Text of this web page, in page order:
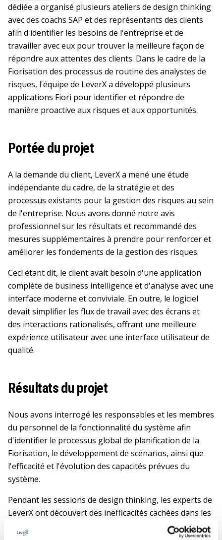
dédiée a organisé plusieurs ateliers de design thinking
avec des coachs SAP et des représentants des clients
afin d'identifier les besoins de l'entreprise et de
travailler avec eux pour trouver la meilleure façon de
répondre aux attentes des clients. Dans le cadre de la
Fiorisation des processus de routine des analystes de
risques, l'équipe de LeverX a développé plusieurs
applications Fiori pour identifier et répondre de
manière proactive aux risques et aux opportunités.
Portée du projet
A la demande du client, LeverX a mené une étude
indépendante du cadre, de la stratégie et des
processus existants pour la gestion des risques au sein
de l'entreprise. Nous avons donné notre avis
professionnel sur les résultats et recommandé des
mesures supplémentaires à prendre pour renforcer et
améliorer les fondements de la gestion des risques.
Ceci étant dit, le client avait besoin d'une application
complète de business intelligence et d'analyse avec une
interface moderne et conviviale. En outre, le logiciel
devait simplifier les flux de travail avec des écrans et
des interactions rationalisés, offrant une meilleure
expérience utilisateur avec une interface utilisateur de
qualité.
Résultats du projet
Nous avons interrogé les responsables et les membres
du personnel de la fonctionnalité du système afin
d'identifier le processus global de planification de la
Fiorisation, le développement de scénarios, ainsi que
l'efficacité et l'évolution des capacités prévues du
système.
Pendant les sessions de design thinking, les experts de
LeverX ont découvert des inefficacités cachées dans les
processus d'affaires existants, ce qui leur a permis de